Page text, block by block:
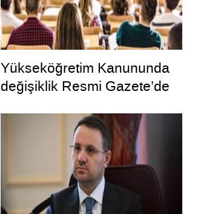
Yükseköğretim Kanununda
değişiklik Resmi Gazete’de